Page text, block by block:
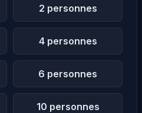
2 personnes
4 personnes
6 personnes
10 personnes